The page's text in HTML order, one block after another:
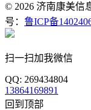
© 2026 济南康美信
号： 鲁ICP备
扫一扫加我微信
QQ: 269434804
13864169891
回到顶部